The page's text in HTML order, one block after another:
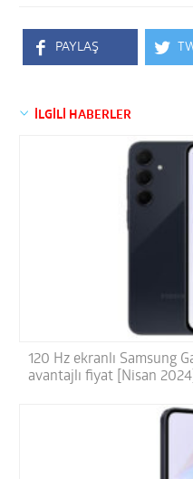
PAYLAŞ
İLGİLİ HABERLER
120 Hz ekranlı Samsung
avantajlı fiyat [Nisan 2024]